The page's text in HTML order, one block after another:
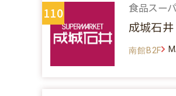
110 食品スー
成城石井
南館B2F